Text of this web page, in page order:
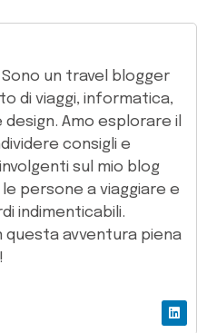
un travel blogger
di viaggi, informatica,
Amo esplorare il
consigli e
sul mio blog
persone a viaggiare e
indimenticabili.
questa avventura piena